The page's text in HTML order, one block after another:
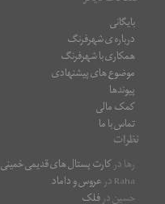
بایگانی
درباره ی شهرفرنگ
همکاری با شهرفرنگ
موضوع های پیشنهادی
پیوندها
کمک مالی
تماس با ما
نظرات
رهادرکارت پستال های قدیمی خمینی
Rahaدرعروس و داماد